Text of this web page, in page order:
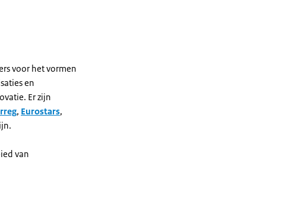
voor het vormen
en
Er zijn
, Eurostars,
van